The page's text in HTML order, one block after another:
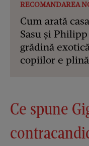
RECOMANDAREA
Cum arată
Sasu și
grădină
copiilor e
Ce spune